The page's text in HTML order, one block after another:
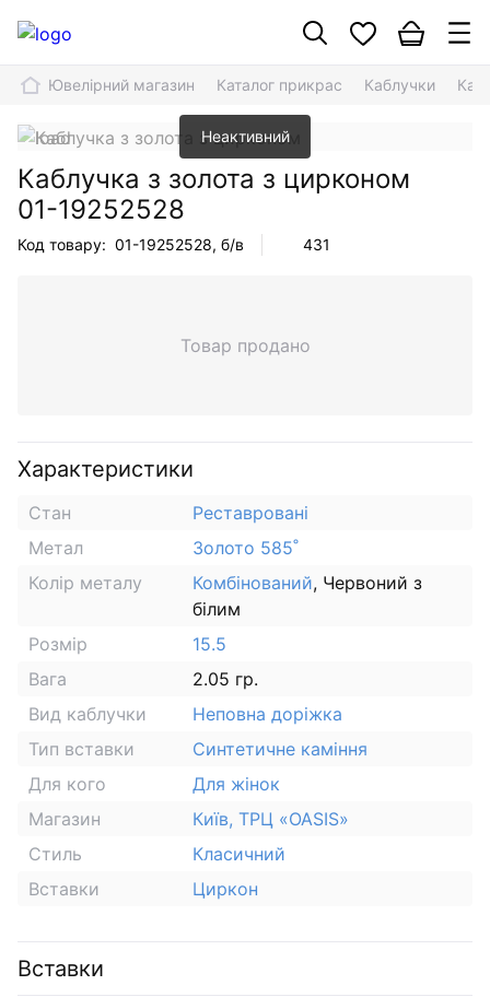
Ювелірний магазин Каталог прикрас Каблучки
Неактивний
Каблучка з золота з цирконом
01-19252528
Код товару: 01-19252528, б/в 431
Товар продано
Характеристики
Стан
Реставровані
Метал
Золото 585˚
Колір металу
Комбінований, Червоний з
білим
Розмір
15.5
Вага
2.05 гр.
Вид каблучки
Неповна доріжка
Тип вставки
Синтетичне каміння
Для кого
Для жінок
Магазин
Київ, ТРЦ «OASIS»
Стиль
Класичний
Вставки
Циркон
Вставки